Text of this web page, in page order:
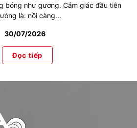
bóng như gương. Cảm giác đầu tiên
là: nồi càng...
30/07/2026
Đọc tiếp